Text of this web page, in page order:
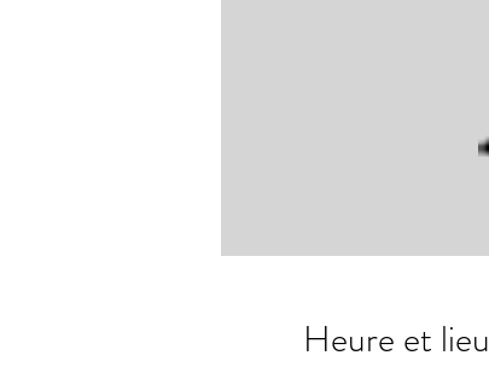
Heure et lieu